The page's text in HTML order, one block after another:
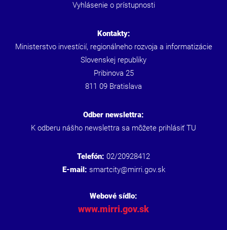
Vyhlásenie o prístupnosti
Kontakty:
Ministerstvo investícií, regionálneho rozvoja a informatizácie
Slovenskej republiky
Pribinova 25
811 09 Bratislava
Odber newslettra:
K odberu nášho newslettra sa môžete prihlásiť TU
Telefón: 02/20928412
E-mail: smartcity@mirri.gov.sk
Webové sídlo:
www.mirri.gov.sk